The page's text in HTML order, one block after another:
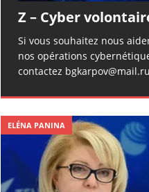
Z – Cyber
Si vous souhaitez nous
nos opérations
contactez bgkarpov@mail.ru
ELÉNA PANINA